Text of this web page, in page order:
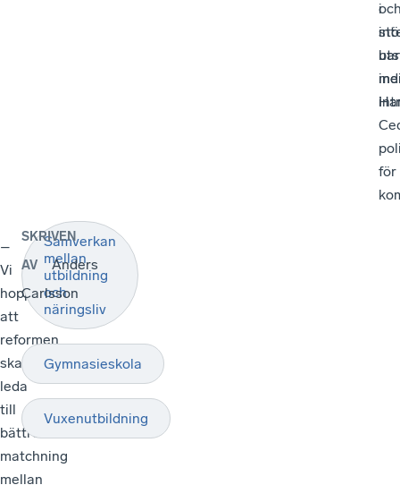
i
för
–
Vi
hoppas
att
reformen
ska
leda
till
bättre
matchning
mellan
Samverkan
mellan
utbildning
och
näringsliv
Gymnasieskola
Vuxenutbildning
SKRIVEN
AV
Anders
Carlsson